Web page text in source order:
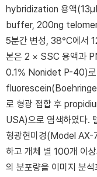
hybridization 용액
buffer, 200ng
5분간 변성, 38°C에서
본은 2 × SSC 용액과
0.1% Nonidet P-40)
로 형광 접합 후
USA)으로 염색하였다.
형광현미경(Model
하고 개체 별 100개 이
의 분포량을 이미지 분